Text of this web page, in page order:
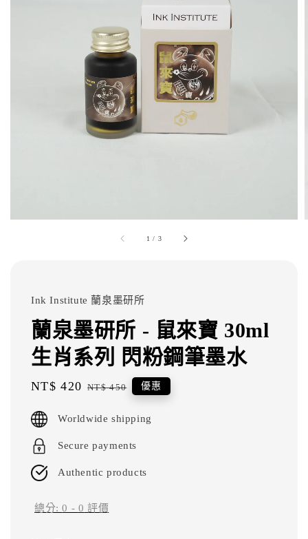
1 / 3
Ink Institute 蘭泉墨研所
蘭泉墨研所 - 鼠來寶 30ml
生肖系列 閃粉鋼筆墨水
Sale
NT$ 420 Regular
NT$ 450 優惠
Worldwide shipping
Secure payments
Authentic products
總分:0 - 0 評價